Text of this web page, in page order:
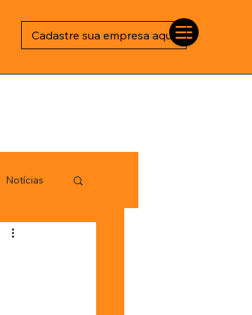
Cadastre sua empresa aqui
Notícias